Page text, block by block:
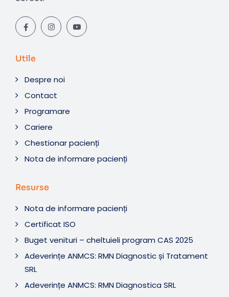
Utile
Despre noi
Contact
Programare
Cariere
Chestionar pacienți
Nota de informare pacienți
Resurse
Nota de informare pacienți
Certificat ISO
Buget venituri – cheltuieli program CAS 2025
Adeverințe ANMCS: RMN Diagnostic și Tratament
SRL
Adeverințe ANMCS: RMN Diagnostica SRL